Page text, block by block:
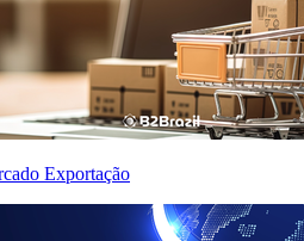
Exportação